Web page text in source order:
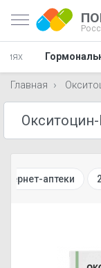
Главная
аптеки